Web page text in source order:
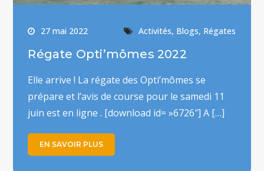
27 mai 2022 Activités, Blogs, Régates
Régate Opti’mômes 2022
Elle arrive ! La régate des Opti’mômes se
prépare et l’avis de course pour le samedi 11
juin est en ligne . [download id= »6726″] A […]
EN SAVOIR PLUS